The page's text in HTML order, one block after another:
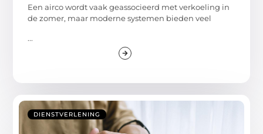
Een airco wordt vaak geassocieerd met verkoeling in
de zomer, maar moderne systemen bieden veel
...
DIENSTVERLENING